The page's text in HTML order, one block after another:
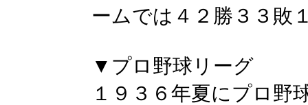
ームでは４２勝３３敗
▼プロ野球リーグ
１９３６年夏にプロ野